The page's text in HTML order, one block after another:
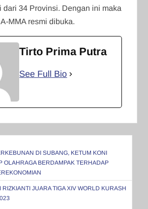
dari 34 Provinsi. Dengan ini maka
MMA resmi dibuka.
Tirto Prima Putra
See Full Bio
DI SUBANG, KETUM KONI
OLAHRAGA BERDAMPAK TERHADAP
RIZKIANTI JUARA TIGA XIV WORLD KURASH